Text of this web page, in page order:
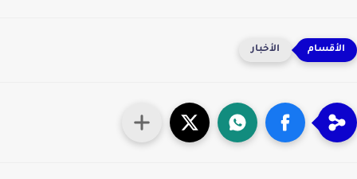
الأخبار